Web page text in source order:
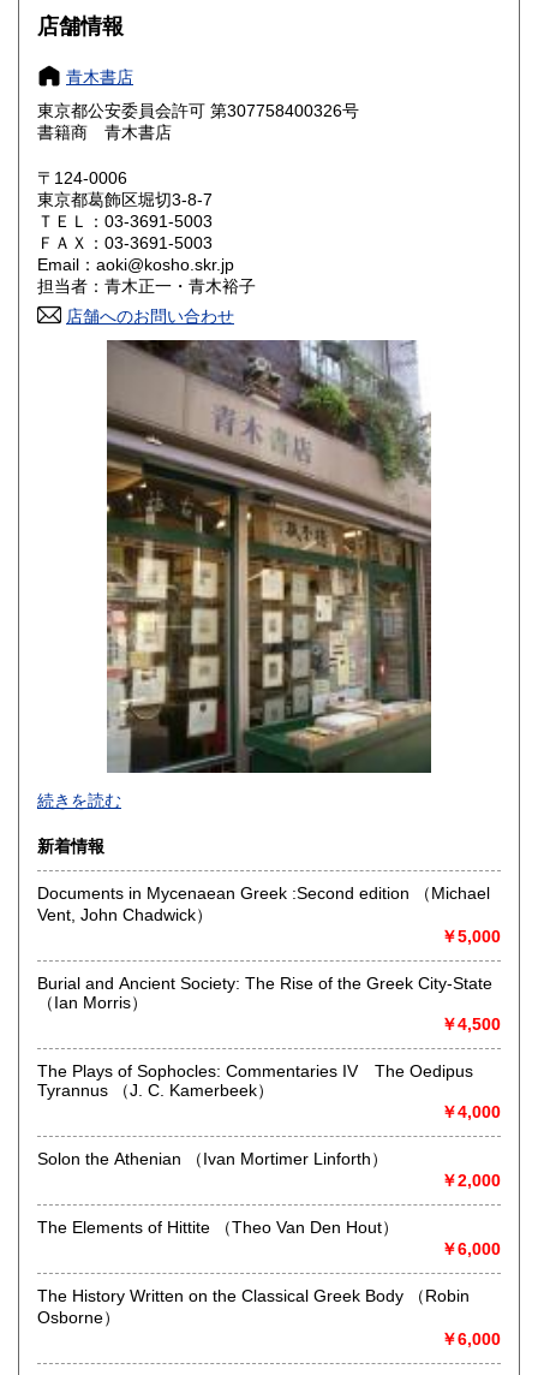
大阪府
奈良県
鳥取県 600円 島根県
岡山県
山口県 600円
香川県 600円
高知県 600円
600円 長崎県
600円 大分県
600円 鹿児島県
600円
店舗情報
青木書店
東京都公安委員会許可 第307758400326号
書籍商 青木書店
〒124-0006
東京都葛飾区堀切3-8-7
ＴＥＬ：03-3691-5003
ＦＡＸ：03-3691-5003
Email：aoki@kosho.skr.jp
担当者：青木正一・青木裕子
店舗へのお問い合わせ
東京下町で七十四年、一冊一冊を大切にお届けします。幅広
い分野で日々更新中。ホームページにもお立ち寄りくださ
い。
https://aokishoten.sakura.ne.jp/
最寄駅：堀切菖蒲園駅徒歩約1分
営業時間：12:00〜17:00
定休日：店舗は雨天休業及び「不定休」です。店舗での日時
書籍の買取について
-
哲学宗教、歴史、社会科学、自然科学、美術工芸、国語国
文、外国文学、近代文献、趣味、サブカルチャー
続きを読む
新着情報
Documents in Mycenaean Greek :Second edition （Michael
Vent, John Chadwick）
￥5,000
Burial and Ancient Society: The Rise of the Greek City-State
（Ian Morris）
￥4,500
The Plays of Sophocles: Commentaries IV The Oedipus
Tyrannus （J. C. Kamerbeek）
￥4,000
Solon the Athenian （Ivan Mortimer Linforth）
￥2,000
The Elements of Hittite （Theo Van Den Hout）
￥6,000
The History Written on the Classical Greek Body （Robin
Osborne）
￥6,000